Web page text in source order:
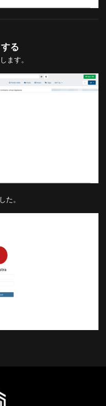
る
ます。
た。